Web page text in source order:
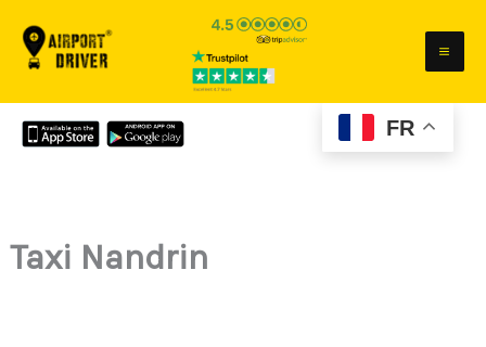
FR
Taxi Nandrin